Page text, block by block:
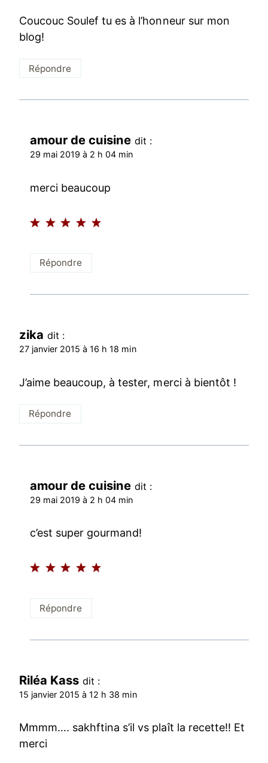
Coucouc Soulef tu es à l’honneur sur mon
blog!
Répondre
amour de cuisine dit :
29 mai 2019 à 2 h 04 min
merci beaucoup
Répondre
zika dit :
27 janvier 2015 à 16 h 18 min
J’aime beaucoup, à tester, merci à bientôt !
Répondre
amour de cuisine dit :
29 mai 2019 à 2 h 04 min
c’est super gourmand!
Répondre
Riléa Kass dit :
15 janvier 2015 à 12 h 38 min
Mmmm…. sakhftina s’il vs plaît la recette!! Et
merci